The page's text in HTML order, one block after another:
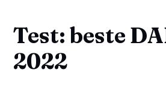
Test: beste
2022